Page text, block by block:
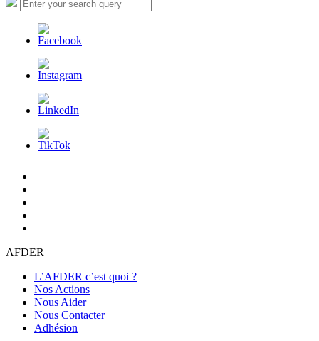
for:
AFDER
L’AFDER c’est quoi ?
Nos Actions
Nous Aider
Nous Contacter
Adhésion